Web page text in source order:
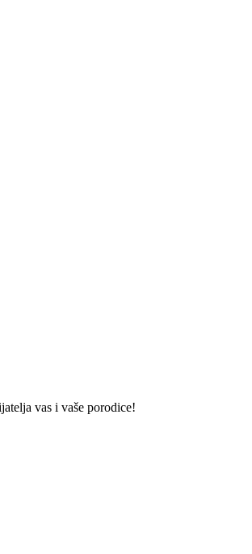
vas i vaše porodice!